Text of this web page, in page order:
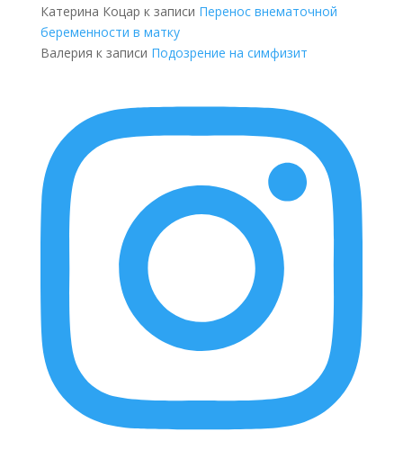
Катерина Коцар к записи Перенос внематочной
беременности в матку
Валерия к записи Подозрение на симфизит